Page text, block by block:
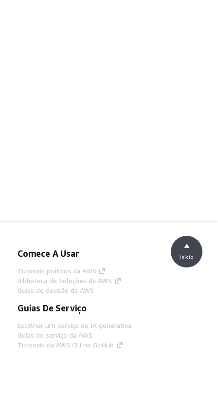
Comece A Usar
Tutoriais práticos da AWS
Biblioteca de Soluções da AWS
Guias de decisão da AWS
Guias De Serviço
Escolher um serviço de IA generativa
Guias de serviço da AWS
Tutoriais da AWS CLI no GitHub
início